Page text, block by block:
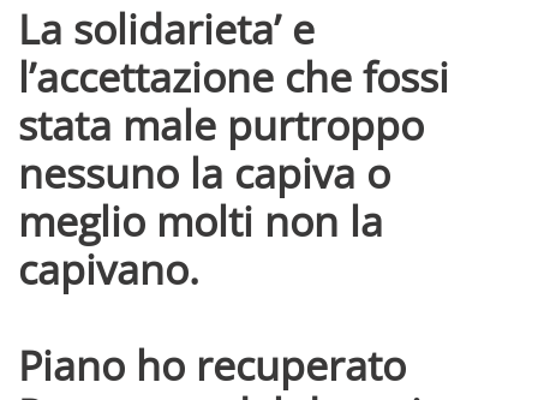
La solidarieta’ e
l’accettazione che fossi
stata male purtroppo
nessuno la capiva o
meglio molti non la
capivano.
Piano ho recuperato